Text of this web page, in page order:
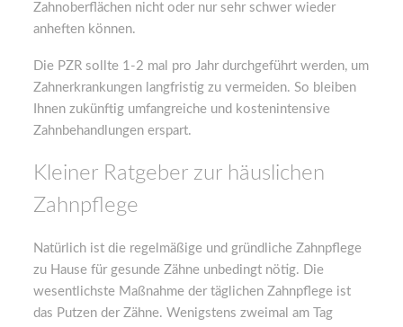
Zahnoberflächen nicht oder nur sehr schwer wieder
anheften können.
Die PZR sollte 1-2 mal pro Jahr durchgeführt werden, um
Zahnerkrankungen langfristig zu vermeiden. So bleiben
Ihnen zukünftig umfangreiche und kostenintensive
Zahnbehandlungen erspart.
Kleiner Ratgeber zur häuslichen
Zahnpflege
Natürlich ist die regelmäßige und gründliche Zahnpflege
zu Hause für gesunde Zähne unbedingt nötig. Die
wesentlichste Maßnahme der täglichen Zahnpflege ist
das Putzen der Zähne. Wenigstens zweimal am Tag